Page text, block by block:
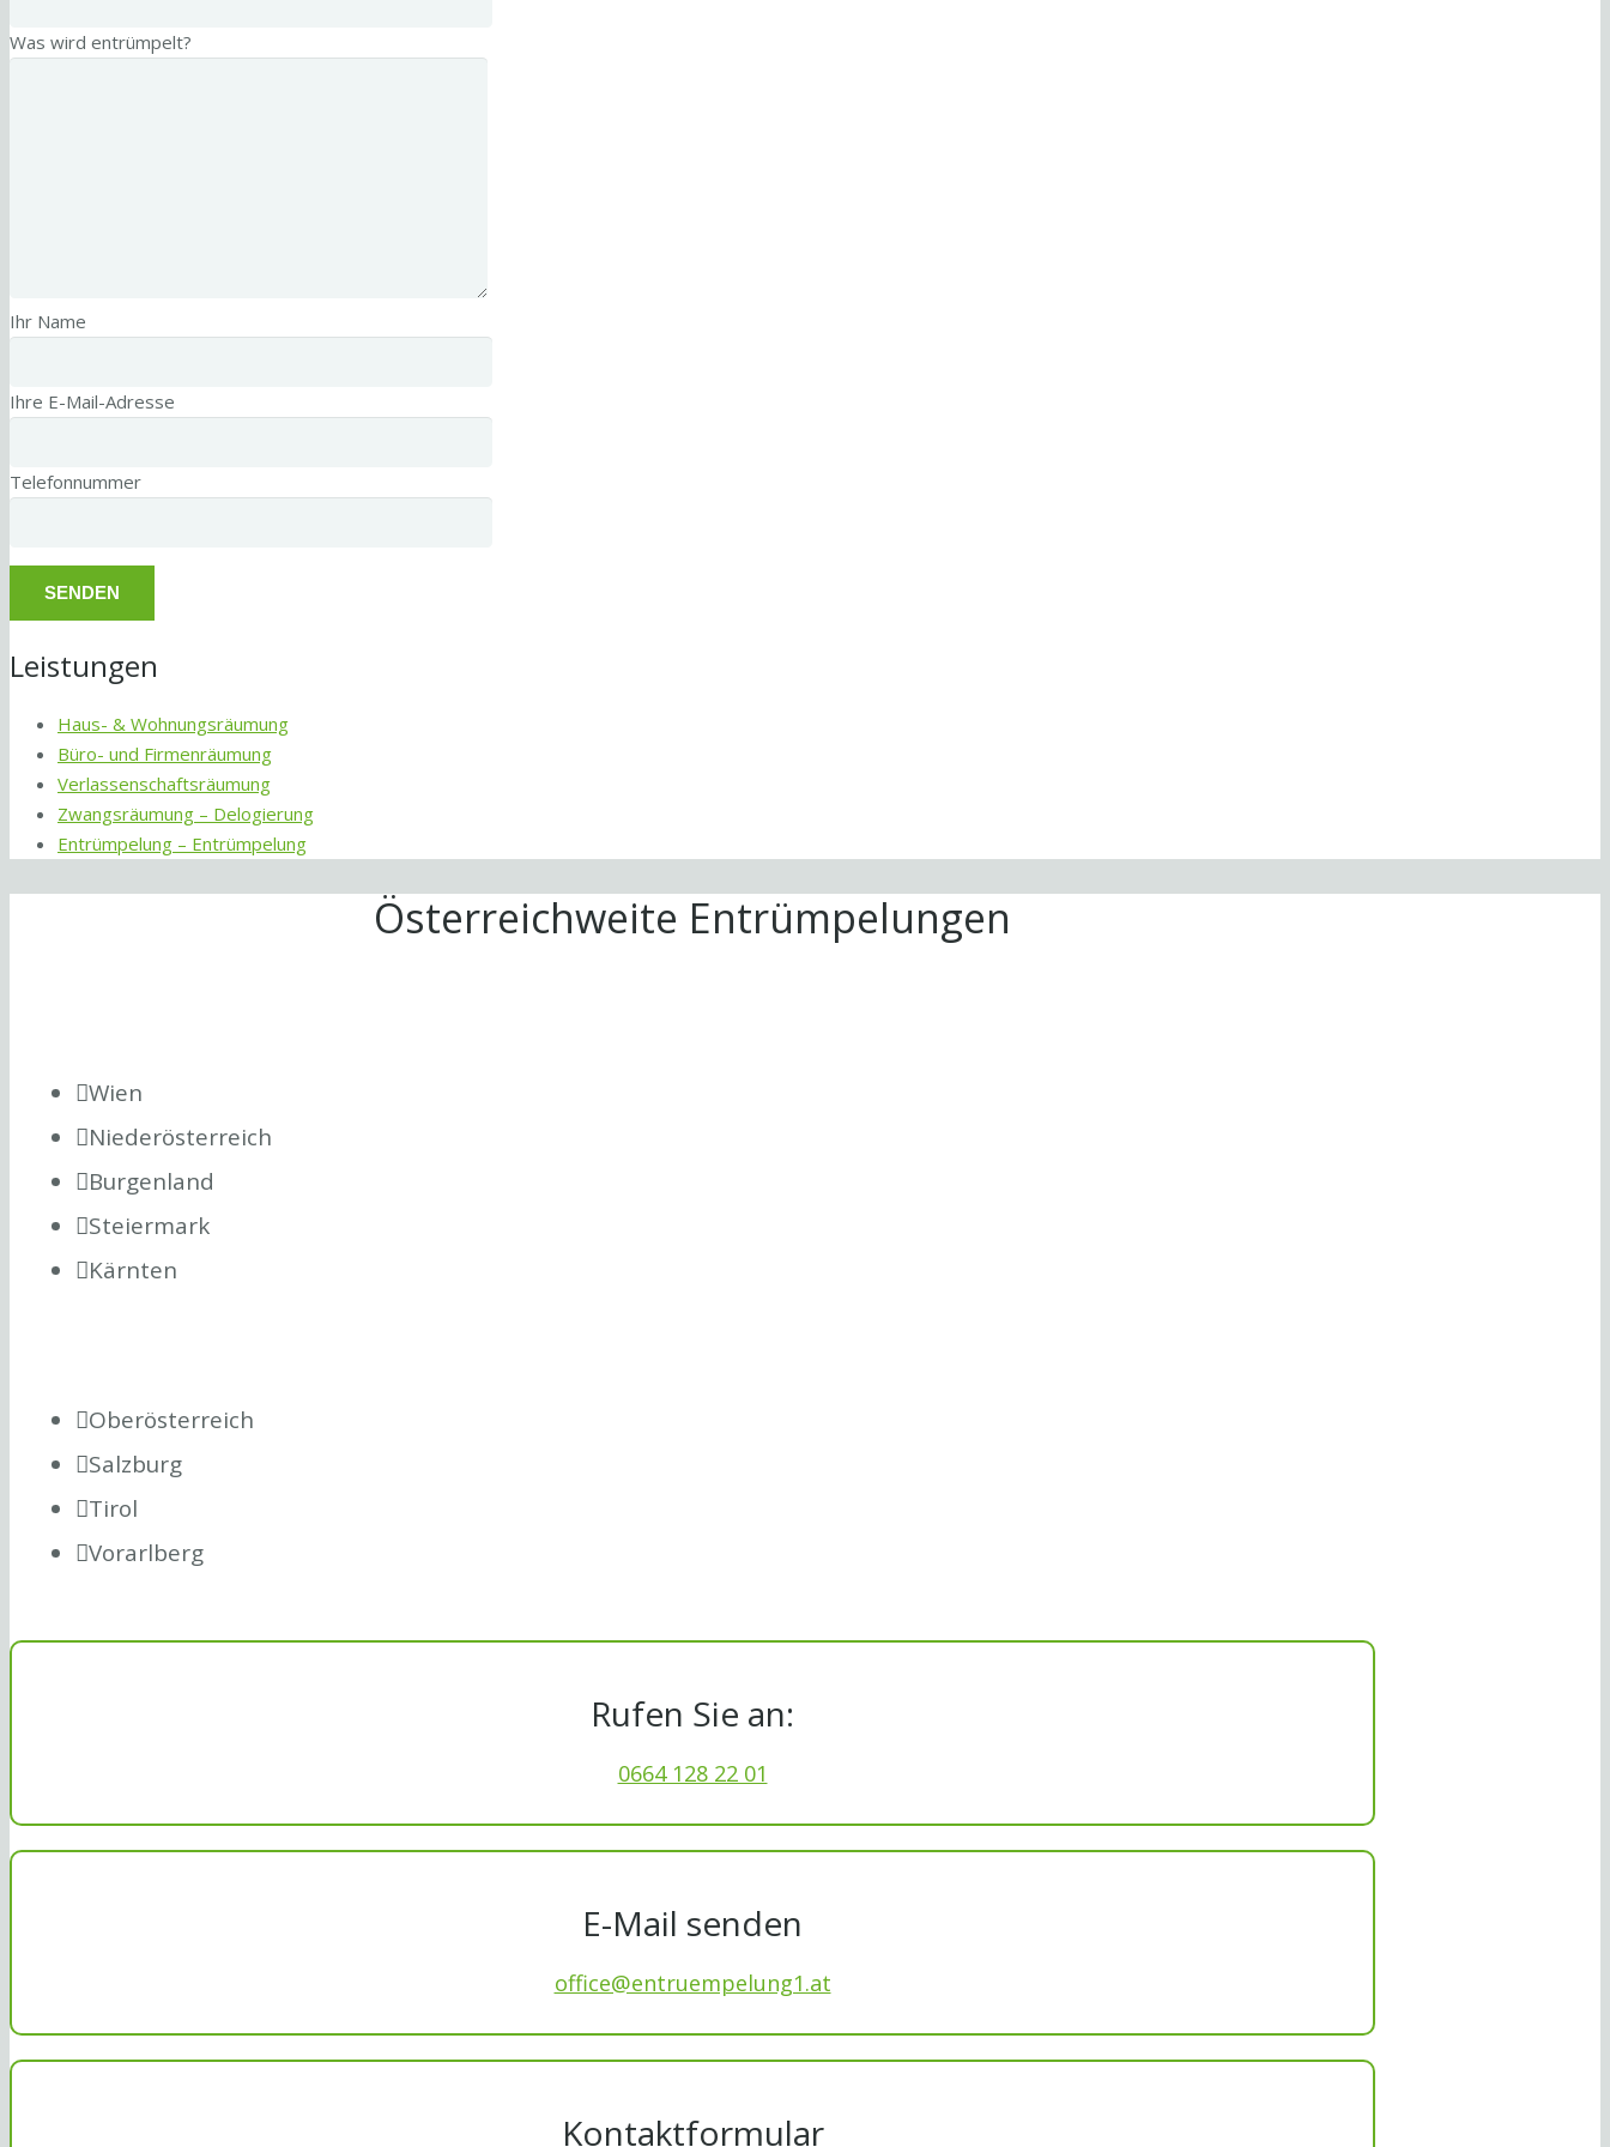
Was wird entrümpelt?
Ihr Name
Ihre E-Mail-Adresse
Telefonnummer
Leistungen
Haus- & Wohnungsräumung
Büro- und Firmenräumung
Verlassenschaftsräumung
Zwangsräumung – Delogierung
Entrümpelung – Entrümpelung
Österreichweite Entrümpelungen
Wien
Niederösterreich
Burgenland
Steiermark
Kärnten
Oberösterreich
Salzburg
Tirol
Vorarlberg
Rufen Sie an:
0664 128 22 01
E-Mail senden
office@entruempelung1.at
Kontaktformular